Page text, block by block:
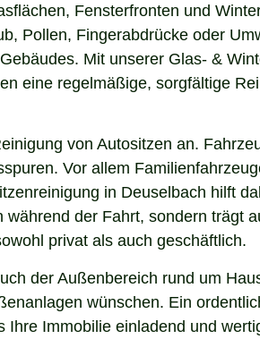
Fensterfronten und
Pollen, Fingerabdrücke oder
Mit unserer Glas- &
eine regelmäßige, sorgfältige
von Autositzen an.
Vor allem
in Deuselbach hilft
der Fahrt, sondern trägt
privat als auch geschäftlich.
der Außenbereich rund um
wünschen. Ein
Immobilie einladend und